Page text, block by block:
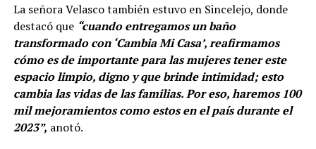
La señora Velasco también estuvo en Sincelejo, donde
destacó que “cuando entregamos un baño
transformado con ‘Cambia Mi Casa’, reafirmamos
cómo es de importante para las mujeres tener este
espacio limpio, digno y que brinde intimidad; esto
cambia las vidas de las familias. Por eso, haremos 100
mil mejoramientos como estos en el país durante el
2023”, anotó.